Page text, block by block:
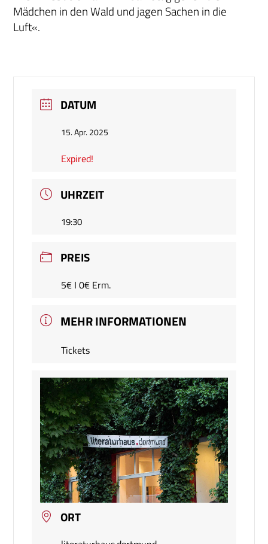
Mädchen in den Wald und jagen Sachen in die
Luft«.
DATUM
15. Apr. 2025
Expired!
UHRZEIT
19:30
PREIS
5€ I 0€ Erm.
MEHR INFORMATIONEN
Tickets
ORT